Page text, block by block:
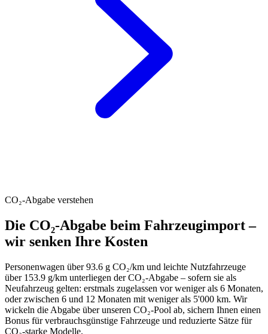
CO₂-Abgabe verstehen
Die CO₂-Abgabe beim Fahrzeugimport –
wir senken Ihre Kosten
Personenwagen über 93.6 g CO₂/km und leichte Nutzfahrzeuge
über 153.9 g/km unterliegen der CO₂-Abgabe – sofern sie als
Neufahrzeug gelten: erstmals zugelassen vor weniger als 6 Monaten,
oder zwischen 6 und 12 Monaten mit weniger als 5'000 km. Wir
wickeln die Abgabe über unseren CO₂-Pool ab, sichern Ihnen einen
Bonus für verbrauchsgünstige Fahrzeuge und reduzierte Sätze für
CO₂-starke Modelle.